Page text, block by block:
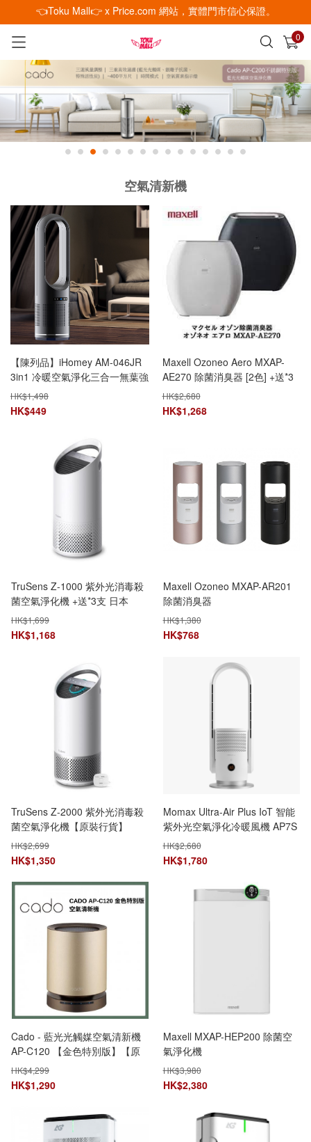
👈Toku Mall👉 x Price.com 網站，實體門市信心保證。
0
已加入購物車 查看
空氣清新機
【陳列品】iHomey AM-046JR
3in1 冷暖空氣淨化三合一無葉強
風扇 (灰色)
HK$1,498
HK$449
Maxell Ozoneo Aero MXAP-
AE270 除菌消臭器 [2色] +送*3
支 日本Vires Seven次氯酸消毒
除臭噴霧(100ml)
HK$2,680
HK$1,268
TruSens Z-1000 紫外光消毒殺
菌空氣淨化機 +送*3支 日本
Vires Seven次氯酸消毒除臭噴
霧(100ml)
HK$1,699
HK$1,168
Maxell Ozoneo MXAP-AR201
除菌消臭器
HK$1,380
HK$768
TruSens Z-2000 紫外光消毒殺
菌空氣淨化機【原裝行貨】
HK$2,699
HK$1,350
Momax Ultra-Air Plus IoT 智能
紫外光空氣淨化冷暖風機 AP7S
HK$2,680
HK$1,780
Cado - 藍光光觸媒空氣清新機
AP-C120 【金色特別版】【原
裝行貨】
HK$4,299
HK$1,290
Maxell MXAP-HEP200 除菌空
氣淨化機
HK$3,980
HK$2,380